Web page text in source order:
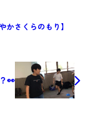
さくらのもり】
👀